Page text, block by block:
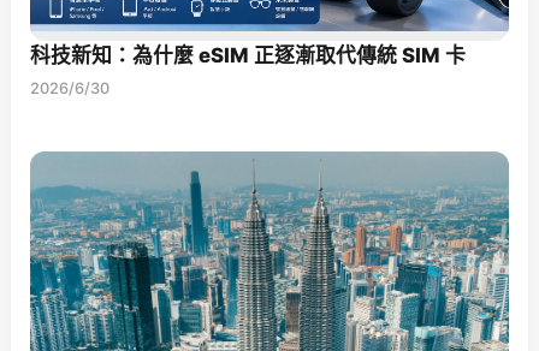
科技新知：為什麼 eSIM 正逐漸取代傳統 SIM 卡
2026/6/30